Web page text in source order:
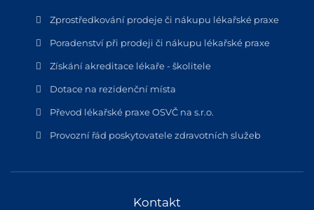
Zprostředkování prodeje či nákupu lékařské praxe
Poradenství při prodeji či nákupu lékařské praxe
Získání akreditace lékaře - školitele
Dotace na rezidenční místa
Převod lékařské praxe OSVČ na s.r.o.
Provozní řád poskytovatele zdravotních služeb
Kontakt